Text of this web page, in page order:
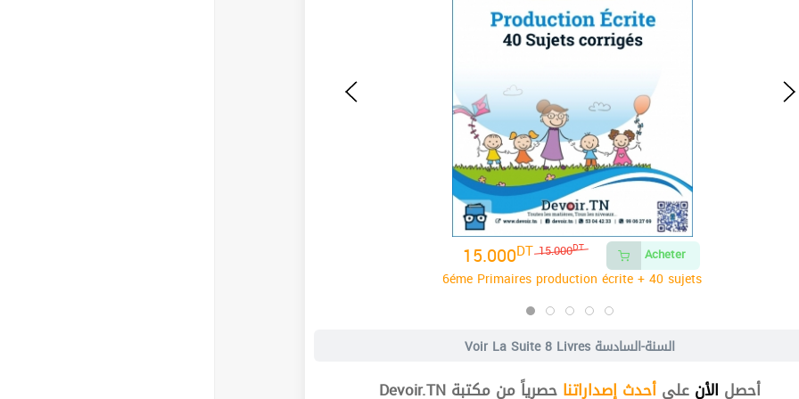
15.000DT
15.000DT Acheter
6éme Primaires production écrite + 40 sujets
Voir La Suite 8 Livres السنة-السادسة
أحصل الأن على أحدث إصداراتنا حصرياً من مكتبة Devoir.TN